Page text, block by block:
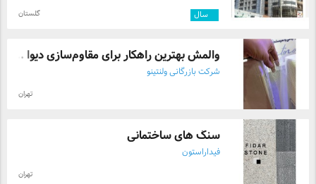
سال گلستان
والمش بهترین راهکار برای مقاوم‌سازی دیوا ...
شرکت بازرگانی ولنتینو
تهران
سنگ های ساختمانی
فیداراستون
تهران